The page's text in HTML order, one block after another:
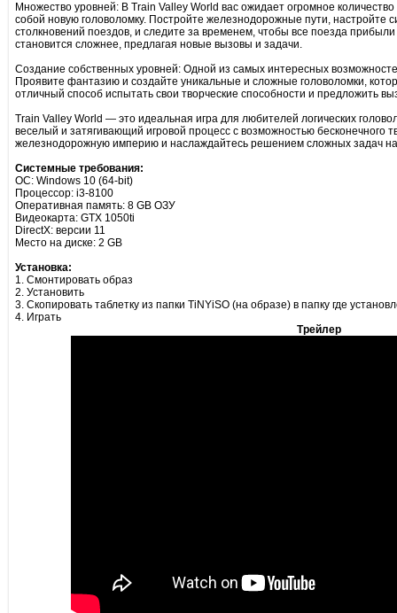
Множество уровней: В Train Valley World вас ожидает огромное
собой новую головоломку. Постройте железнодорожные пути, настройте
столкновений поездов, и следите за временем, чтобы все поезда
становится сложнее, предлагая новые вызовы и задачи.
Создание собственных уровней: Одной из самых интересных
Проявите фантазию и создайте уникальные и сложные головоломки,
отличный способ испытать свои творческие способности и предложить
Train Valley World — это идеальная игра для любителей логических
веселый и затягивающий игровой процесс с возможностью бесконечного
железнодорожную империю и наслаждайтесь решением сложных задач на
Системные требования:
ОС: Windows 10 (64-bit)
Процессор: i3-8100
Оперативная память: 8 GB ОЗУ
Видеокарта: GTX 1050ti
DirectX: версии 11
Место на диске: 2 GB
Установка:
1. Смонтировать образ
2. Установить
3. Скопировать таблетку из папки TiNYiSO (на образе) в папку где
4. Играть
Трейлер